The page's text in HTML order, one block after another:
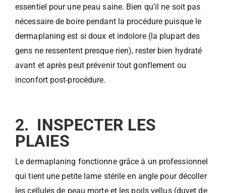
essentiel pour une peau saine. Bien qu’il ne soit pas
nécessaire de boire pendant la procédure puisque le
dermaplaning est si doux et indolore (la plupart des
gens ne ressentent presque rien), rester bien hydraté
avant et après peut prévenir tout gonflement ou
inconfort post-procédure.
2. INSPECTER LES
PLAIES
Le dermaplaning fonctionne grâce à un professionnel
qui tient une petite lame stérile en angle pour décoller
les cellules de peau morte et les poils vellus (duvet de